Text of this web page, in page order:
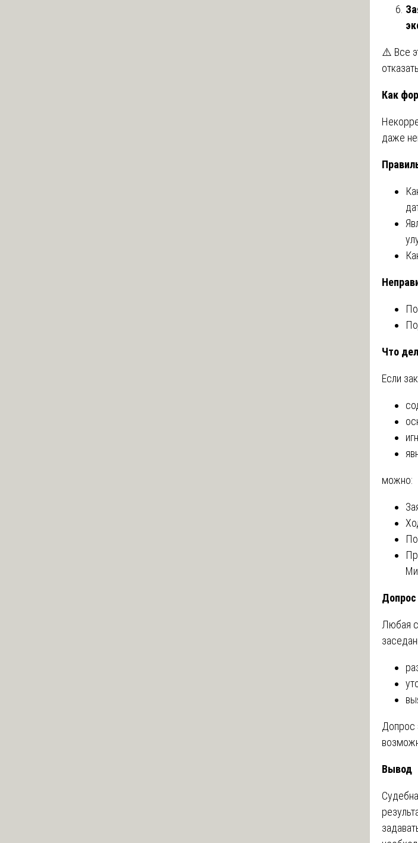
⚠️ Все
Как
даже
Что
Если
можно:
Допрос
Любая
Допрос
Вывод